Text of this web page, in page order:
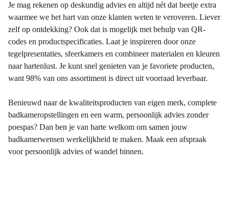
Je mag rekenen op deskundig advies en altijd nét dat beetje extra
waarmee we het hart van onze klanten weten te veroveren. Liever
zelf op ontdekking? Ook dat is mogelijk met behulp van QR-
codes en productspecificaties. Laat je inspireren door onze
tegelpresentaties, sfeerkamers en combineer materialen en kleuren
naar hartenlust. Je kunt snel genieten van je favoriete producten,
want 98% van ons assortiment is direct uit voorraad leverbaar.
Benieuwd naar de kwaliteitsproducten van eigen merk, complete
badkameropstellingen en een warm, persoonlijk advies zonder
poespas? Dan ben je van harte welkom om samen jouw
badkamerwensen werkelijkheid te maken. Maak een afspraak
voor persoonlijk advies of wandel binnen.